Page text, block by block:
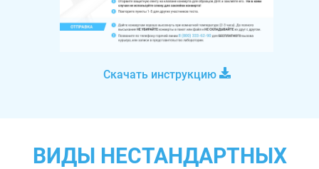
Скачать инструкцию
ВИДЫ НЕСТАНДАРТНЫХ